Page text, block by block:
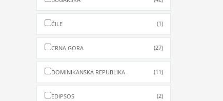
ČILE (1)
CRNA GORA (27)
DOMINIKANSKA REPUBLIKA (11)
EDIPSOS (2)